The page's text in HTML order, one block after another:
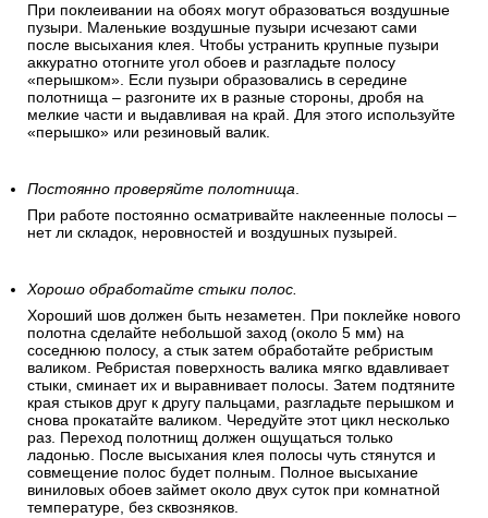
При поклеивании на обоях могут образоваться воздушные
пузыри. Маленькие воздушные пузыри исчезают сами
после высыхания клея. Чтобы устранить крупные пузыри
аккуратно отогните угол обоев и разгладьте полосу
«перышком». Если пузыри образовались в середине
полотнища – разгоните их в разные стороны, дробя на
мелкие части и выдавливая на край. Для этого используйте
«перышко» или резиновый валик.
Постоянно проверяйте полотнища.
При работе постоянно осматривайте наклеенные полосы –
нет ли складок, неровностей и воздушных пузырей.
Хорошо обработайте стыки полос.
Хороший шов должен быть незаметен. При поклейке нового
полотна сделайте небольшой заход (около 5 мм) на
соседнюю полосу, а стык затем обработайте ребристым
валиком. Ребристая поверхность валика мягко вдавливает
стыки, сминает их и выравнивает полосы. Затем подтяните
края стыков друг к другу пальцами, разгладьте перышком и
снова прокатайте валиком. Чередуйте этот цикл несколько
раз. Переход полотнищ должен ощущаться только
ладонью. После высыхания клея полосы чуть стянутся и
совмещение полос будет полным. Полное высыхание
виниловых обоев займет около двух суток при комнатной
температуре, без сквозняков.